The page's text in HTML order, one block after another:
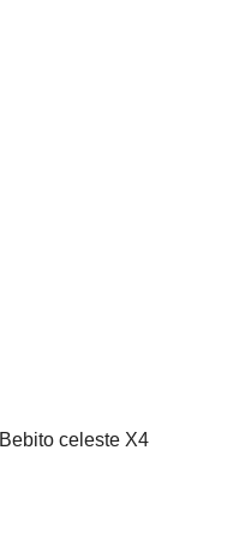
VISTA RÁPIDA
Bebito celeste X4